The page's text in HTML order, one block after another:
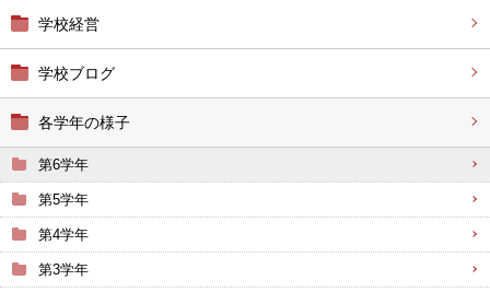
学校経営
学校ブログ
各学年の様子
第6学年
第5学年
第4学年
第3学年